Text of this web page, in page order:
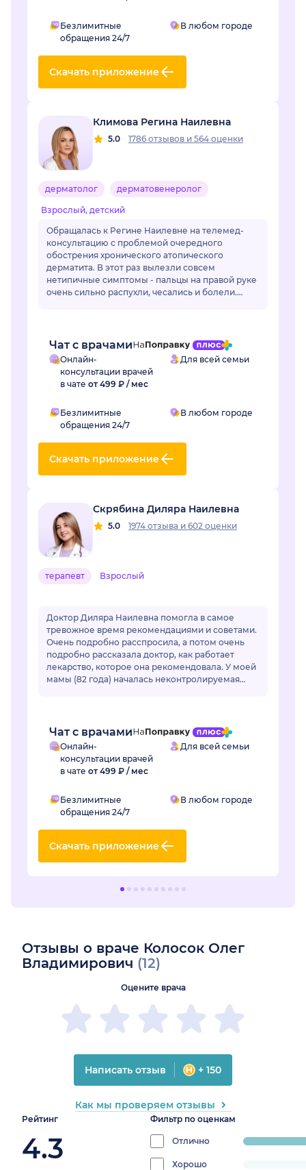
Безлимитные
обращения 24/7
В любом городе
Скачать приложение
Климова Регина Наилевна
5.0 1786 отзывов и 564 оценки
дерматолог дерматовенеролог
Взрослый, детский
Обращалась к Регине Наилевне на телемед-
консультацию с проблемой очередного
обострения хронического атопического
дерматита. В этот раз вылезли совсем
нетипичные симптомы - пальцы на правой руке
очень сильно распухли, чесались и болели.
Чат с врачами
Онлайн-
консультации врачей
в чате от 499 ₽ / мес
Для всей семьи
Безлимитные
обращения 24/7
В любом городе
Скачать приложение
Скрябина Диляра Наилевна
5.0 1974 отзыва и 602 оценки
терапевт Взрослый
Доктор Диляра Наилевна помогла в самое
тревожное время рекомендациями и советами.
Очень подробно расспросила, а потом очень
подробно рассказала доктор, как работает
лекарство, которое она рекомендовала. У моей
мамы (82 года) началась неконтролируемая
Чат с врачами
Онлайн-
консультации врачей
в чате от 499 ₽ / мес
Для всей семьи
Безлимитные
обращения 24/7
В любом городе
Скачать приложение
Отзывы о враче Колосок Олег
Владимирович (12)
Рейтинг
4.3
Фильтр по оценкам
Отличноprogress:
Хорошо
Оцените врача
Написать отзыв + 150
Как мы проверяем отзывы